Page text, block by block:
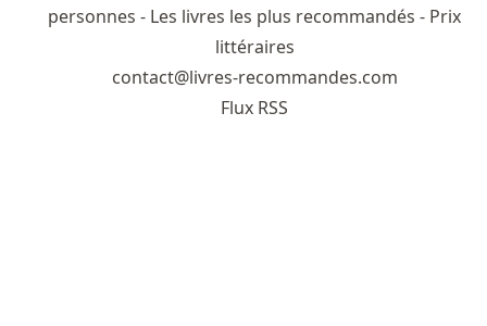
personnes - Les livres les plus recommandés - Prix
littéraires
contact@livres-recommandes.com
Flux RSS